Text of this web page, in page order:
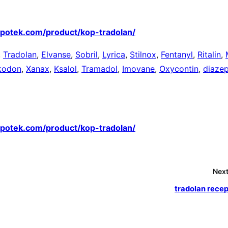
product/kop-tradolan/
Tradolan, Elvanse, Sobril, Lyrica, Stilnox, Fentanyl, Ritalin,
, Xanax, Ksalol, Tramadol, Imovane, Oxycontin,
product/kop-tradolan/
tradolan